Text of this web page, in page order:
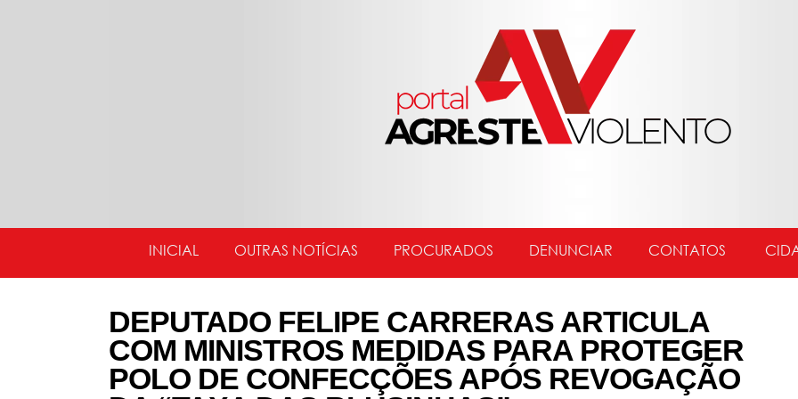
INICIAL OUTRAS NOTÍCIAS PROCURADOS DENUNCIAR CONTATOS
DEPUTADO FELIPE CARRERAS ARTICULA
COM MINISTROS MEDIDAS PARA PROTEGER
POLO DE CONFECÇÕES APÓS REVOGAÇÃO